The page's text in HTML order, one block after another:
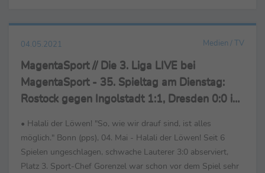
04.05.2021 Medien / TV
MagentaSport // Die 3. Liga LIVE bei
MagentaSport - 35. Spieltag am Dienstag:
Rostock gegen Ingolstadt 1:1, Dresden 0:0 in
• Halali der Löwen! "So, wie wir drauf sind, ist alles
möglich." Bonn (pps), 04. Mai - Halali der Löwen! Seit 6
Spielen ungeschlagen, schwache Lauterer 3:0 abserviert,
Platz 3. Sport-Chef Gorenzel war schon vor dem Spiel sehr